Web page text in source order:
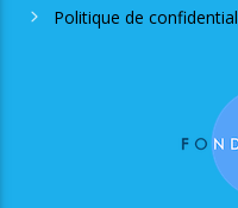
Politique de